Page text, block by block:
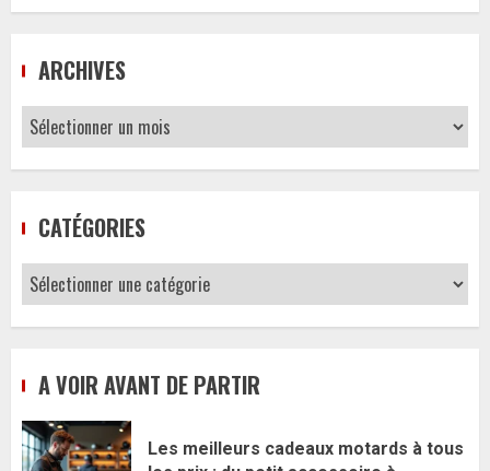
ARCHIVES
Archives
CATÉGORIES
Catégories
A VOIR AVANT DE PARTIR
Les meilleurs cadeaux motards à tous